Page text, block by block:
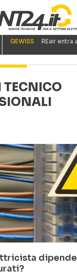
GEWISS REair entra
TECNICO